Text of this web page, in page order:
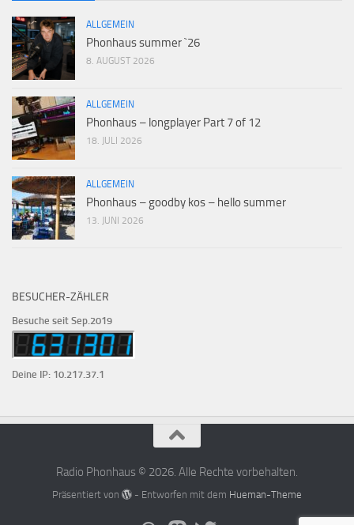
ALLGEMEIN
Phonhaus summer `26
8. AUGUST 2026
ALLGEMEIN
Phonhaus – longplayer Part 7 of 12
18. JULI 2026
ALLGEMEIN
Phonhaus – goodby kos – hello summer
13. JUNI 2026
BESUCHER-ZÄHLER
Besuche seit Sep.2019
Deine IP: 10.217.37.1
Radio Phonhaus © 2026. Alle Rechte vorbehalten.
Präsentiert von - Entworfen mit dem Hueman-Theme